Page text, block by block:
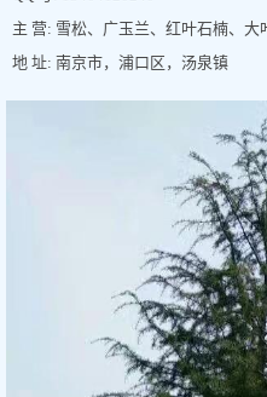
主 营: 雪松、广玉兰、红叶石楠、大
地 址: 南京市，浦口区，汤泉镇